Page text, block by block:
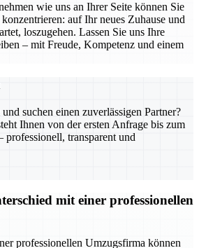
wie uns an Ihrer Seite können Sie
auf Ihr neues Zuhause und
loszugehen. Lassen Sie uns Ihre
– mit Freude, Kompetenz und einem
suchen einen zuverlässigen Partner?
Ihnen von der ersten Anfrage bis zum
professionell, transparent und
mit einer professionellen
professionellen Umzugsfirma können